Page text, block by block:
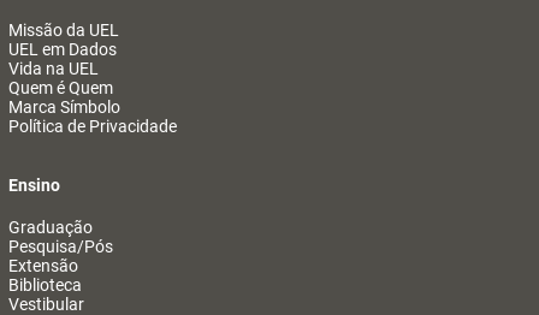
Missão da UEL
UEL em Dados
Vida na UEL
Quem é Quem
Marca Símbolo
Política de Privacidade
Ensino
Graduação
Pesquisa/Pós
Extensão
Biblioteca
Vestibular